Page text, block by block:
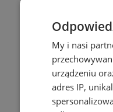
My i nasi
urządzeniu
adres IP,